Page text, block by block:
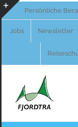
Zum
Persönliche
Jobs Newsletter
Toggle